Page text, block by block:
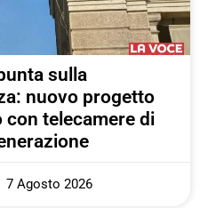
sulla
nuovo progetto
con telecamere di
7 Agosto 2026